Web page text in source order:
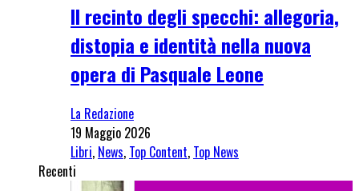
Il recinto degli specchi: allegoria,
distopia e identità nella nuova
opera di Pasquale Leone
La Redazione
19 Maggio 2026
Libri, News, Top Content, Top News
Recenti